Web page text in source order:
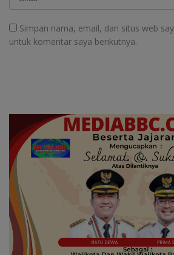
Simpan nama, email, dan situs web
untuk komentar saya berikutnya.